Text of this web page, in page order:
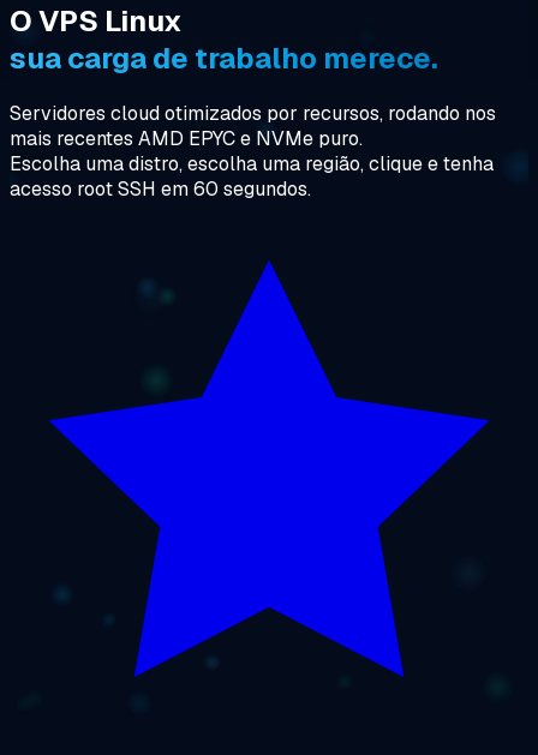
O VPS Linux
sua carga de trabalho merece.
Servidores cloud otimizados por recursos, rodando nos
mais recentes AMD EPYC e NVMe puro.
Escolha uma distro, escolha uma região, clique e tenha
acesso root SSH em 60 segundos.